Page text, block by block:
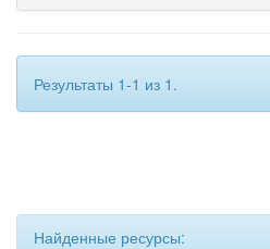
Результаты 1-1 из 1.
Найденные ресурсы: